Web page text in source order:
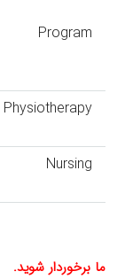
Program
Physiotherapy
Nursing
ما برخوردار شوید.